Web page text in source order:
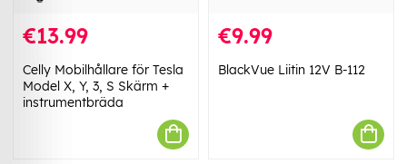
€13.99
Celly Mobilhållare för Tesla
Model X, Y, 3, S Skärm +
instrumentbräda
€9.99
BlackVue Liitin 12V B-112